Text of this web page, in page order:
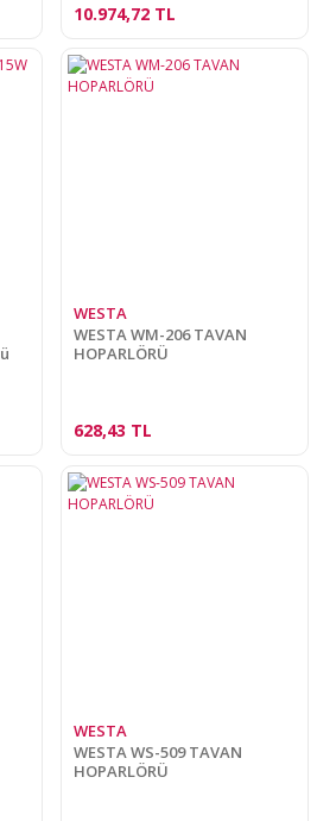
10.974,72 TL
WESTA
WESTA WM-206 TAVAN
HOPARLÖRÜ
628,43 TL
WESTA
WESTA WS-509 TAVAN
HOPARLÖRÜ